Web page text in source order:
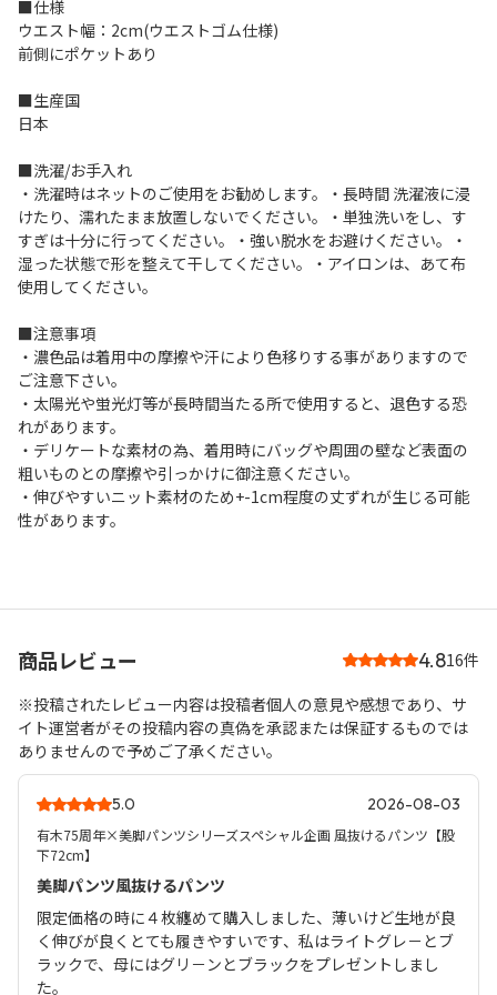
■仕様
ウエスト幅：2cm(ウエストゴム仕様)
前側にポケットあり
■生産国
日本
■洗濯/お手入れ
・洗濯時はネットのご使用をお勧めします。・長時間 洗濯液に浸
けたり、濡れたまま放置しないでください。・単独洗いをし、す
すぎは十分に行ってください。・強い脱水をお避けください。・
湿った状態で形を整えて干してください。・アイロンは、あて布
使用してください。
■注意事項
・濃色品は着用中の摩擦や汗により色移りする事がありますので
ご注意下さい。
・太陽光や蛍光灯等が長時間当たる所で使用すると、退色する恐
れがあります。
・デリケートな素材の為、着用時にバッグや周囲の壁など表面の
粗いものとの摩擦や引っかけに御注意ください。
・伸びやすいニット素材のため+-1cm程度の丈ずれが生じる可能
性があります。
商品レビュー 4.816件
※投稿されたレビュー内容は投稿者個人の意見や感想であり、サ
イト運営者がその投稿内容の真偽を承認または保証するものでは
ありませんので予めご了承ください。
5.0 2026-08-03
有木75周年×美脚パンツシリーズスペシャル企画 風抜けるパンツ【股
下72cm】
美脚パンツ風抜けるパンツ
限定価格の時に４枚纏めて購入しました、薄いけど生地が良
く伸びが良くとても履きやすいです、私はライトグレ－とブ
ラックで、母にはグリ－ンとブラックをプレゼントしまし
た。